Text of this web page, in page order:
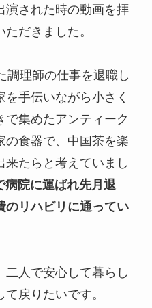
演された時の動画を拝
だきました。
調理師の仕事を退職し
手伝いながら小さく
で集めたアンティーク
の食器で、中国茶を楽
来たらと考えていまし
病院に運ばれ先月退
のリハビリに通ってい
二人で安心して暮らし
戻りたいです。